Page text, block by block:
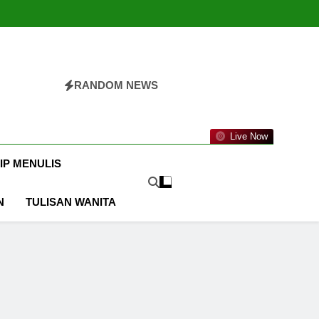
RANDOM NEWS
Live Now
MENULIS
TULISAN WANITA